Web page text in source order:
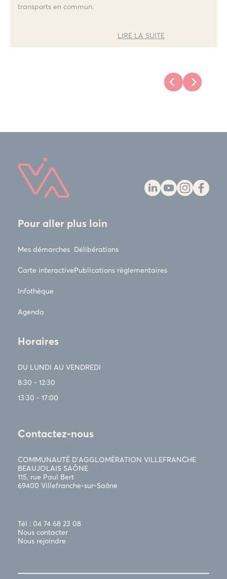
transports en commun.
LIRE LA SUITE
Pour aller plus loin
Mes démarches
Carte interactive
Infothèque
Agenda
Délibérations
Publications règlementaires
Horaires
DU LUNDI AU VENDREDI
8:30 - 12:30
13:30 - 17:00
Contactez-nous
COMMUNAUTÉ D’AGGLOMÉRATION VILLEFRANCHE
BEAUJOLAIS SAÔNE
115, rue Paul Bert
69400 Villefranche-sur-Saône
Tél : 04 74 68 23 08
Nous contacter
Nous rejoindre